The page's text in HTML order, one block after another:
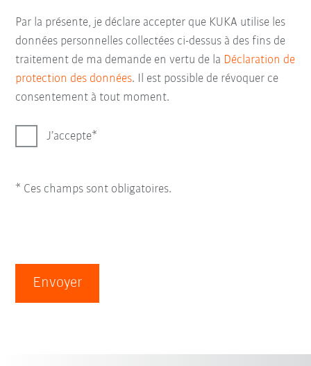
Par la présente, je déclare accepter que KUKA utilise les
données personnelles collectées ci-dessus à des fins de
traitement de ma demande en vertu de la Déclaration de
protection des données. Il est possible de révoquer ce
consentement à tout moment.
J’accepte
* Ces champs sont obligatoires.
Envoyer